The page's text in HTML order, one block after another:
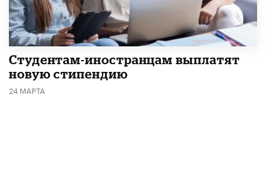
Студентам-иностранцам выплатят
новую стипендию
24 МАРТА